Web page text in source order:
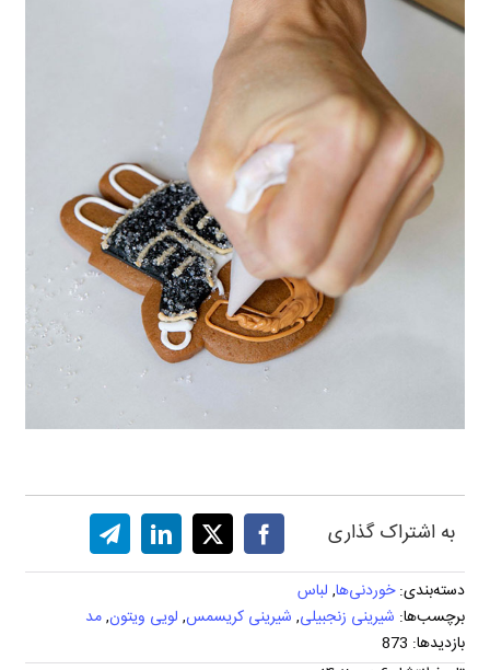
به اشتراک گذاری
دسته‌بندی:خوردنی‌ها, لباس
برچسب‌ها: شیرینی زنجبیلی, شیرینی کریسمس, لویی ویتون,مد
بازدیدها: 873